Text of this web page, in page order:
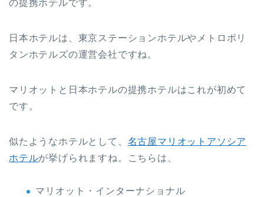
の提携ホテルです。
日本ホテルは、東京ステーションホテルやメトロポリ
タンホテルズの運営会社ですね。
マリオットと日本ホテルの提携ホテルはこれが初めて
です。
似たようなホテルとして、 名古屋マリオットアソシア
ホテルが挙げられますね。こちらは、
マリオット・インターナショナル